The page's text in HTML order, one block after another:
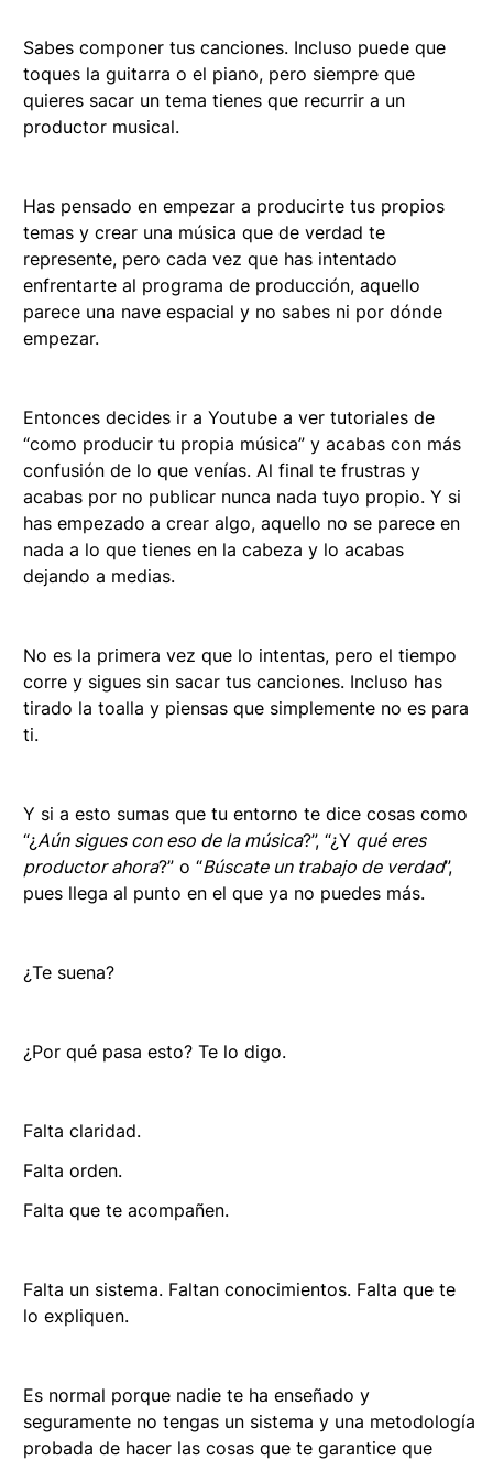
Sabes componer tus canciones. Incluso puede que
toques la guitarra o el piano, pero siempre que
quieres sacar un tema tienes que recurrir a un
productor musical.
Has pensado en empezar a producirte tus propios
temas y crear una música que de verdad te
represente, pero cada vez que has intentado
enfrentarte al programa de producción, aquello
parece una nave espacial y no sabes ni por dónde
empezar.
Entonces decides ir a Youtube a ver tutoriales de
“como producir tu propia música” y acabas con más
confusión de lo que venías. Al final te frustras y
acabas por no publicar nunca nada tuyo propio. Y si
has empezado a crear algo, aquello no se parece en
nada a lo que tienes en la cabeza y lo acabas
dejando a medias.
No es la primera vez que lo intentas, pero el tiempo
corre y sigues sin sacar tus canciones. Incluso has
tirado la toalla y piensas que simplemente no es para
ti.
Y si a esto sumas que tu entorno te dice cosas como
“¿Aún sigues con eso de la música?”, “¿Y qué eres
productor ahora?” o “Búscate un trabajo de verdad”,
pues llega al punto en el que ya no puedes más.
¿Te suena?
¿Por qué pasa esto? Te lo digo.
Falta claridad.
Falta orden.
Falta que te acompañen.
Falta un sistema. Faltan conocimientos. Falta que te
lo expliquen.
Es normal porque nadie te ha enseñado y
seguramente no tengas un sistema y una metodología
probada de hacer las cosas que te garantice que